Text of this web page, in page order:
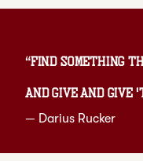
“Find something
and give and
— Darius Rucker